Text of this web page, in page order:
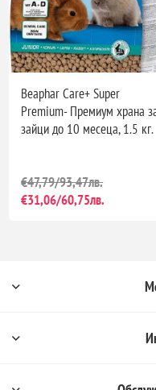
Beaphar Care+ Super
Premium- Премиум храна
зайци до 10 месеца, 1.5 кг.
€47,79/93,47лв.
€31,06/60,75лв.